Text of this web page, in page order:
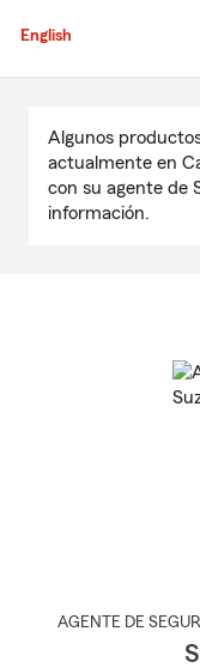
English
contenido
principal
Algunos
actualmente en
con su agente de
información.
AGENTE DE